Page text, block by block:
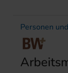
Personen